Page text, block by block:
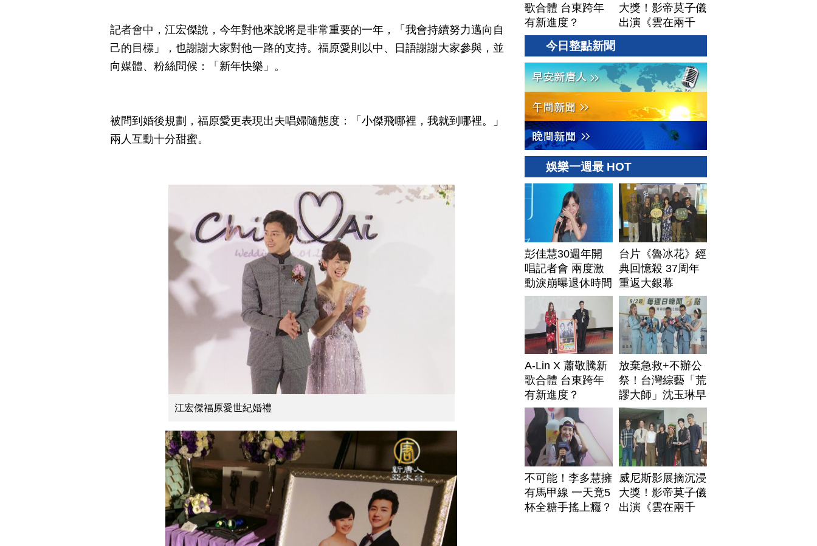
記者會中，江宏傑說，今年對他來說將是非常重要的一年，「我會持續努力邁向自
己的目標」，也謝謝大家對他一路的支持。福原愛則以中、日語謝謝大家參與，並
向媒體、粉絲問候：「新年快樂」。
被問到婚後規劃，福原愛更表現出夫唱婦隨態度：「小傑飛哪裡，我就到哪裡。」
兩人互動十分甜蜜。
江宏傑福原愛世紀婚禮
歌合體 台東跨年
有新進度？
大獎！影帝莫子儀
出演《雲在兩千
米》鬆口秘辛
今日整點新聞
娛樂一週最 HOT
彭佳慧30週年開
唱記者會 兩度激
動淚崩曝退休時間
台片《魯冰花》經
典回憶殺 37周年
重返大銀幕
A-Lin X 蕭敬騰新
歌合體 台東跨年
有新進度？
放棄急救+不辦公
祭！台灣綜藝「荒
謬大師」沈玉琳早
安排身後事
不可能！李多慧擁
有馬甲線 一天竟5
杯全糖手搖上癮？
威尼斯影展摘沉浸
大獎！影帝莫子儀
出演《雲在兩千